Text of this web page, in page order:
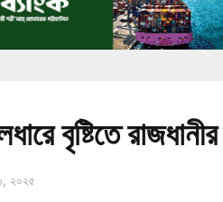
বৃষ্টিতে
২০২৫